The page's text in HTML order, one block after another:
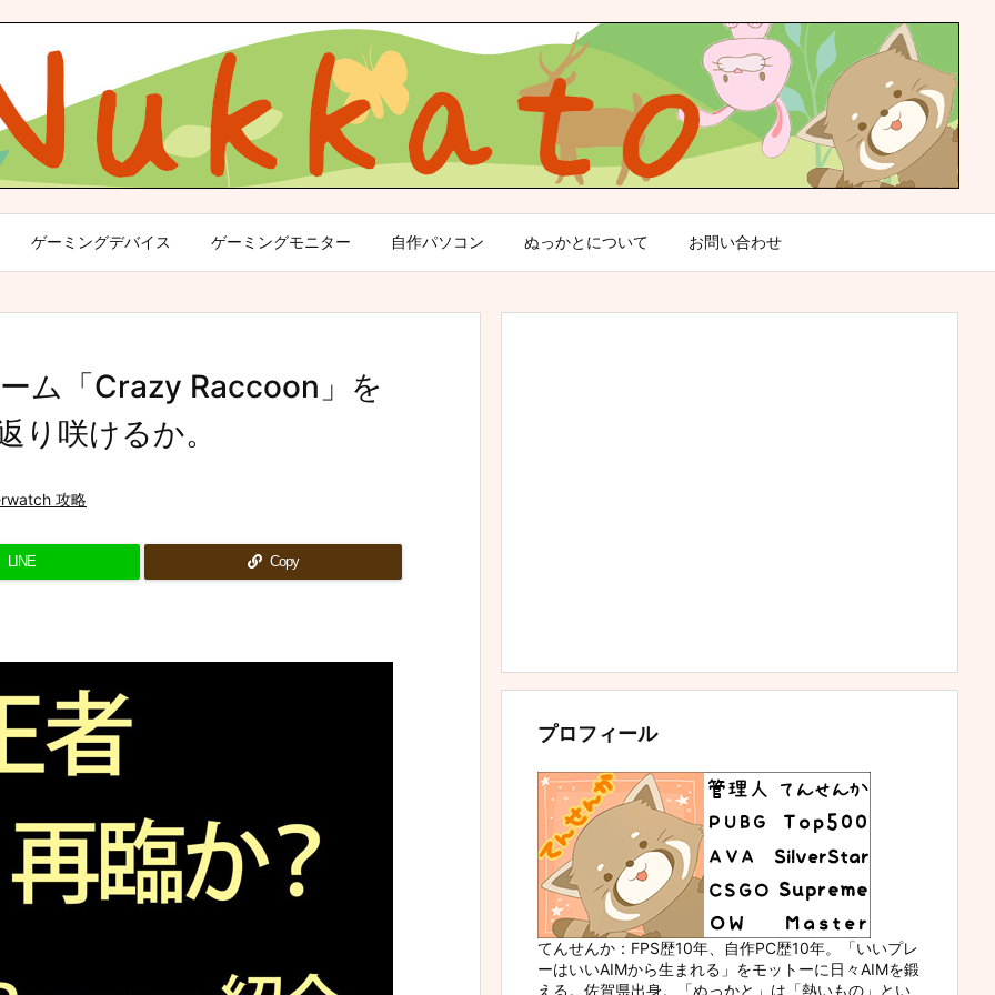
ゲーミングデバイス ゲーミングモニター 自作パソコン ぬっかとについて お問い合わせ
ム「Crazy Raccoon」を
り咲けるか。
攻略
LINE Copy
プロフィール
てんせんか：FPS歴10年、自作PC歴10年。「いいプレ
ーはいいAIMから生まれる」をモットーに日々AIMを鍛
える。佐賀県出身。「ぬっかと」は「熱いもの」とい